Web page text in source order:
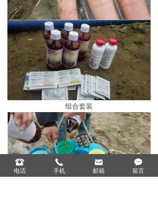
组合套装
뀰
电话
끅
手机
낂
邮箱
끁
留言